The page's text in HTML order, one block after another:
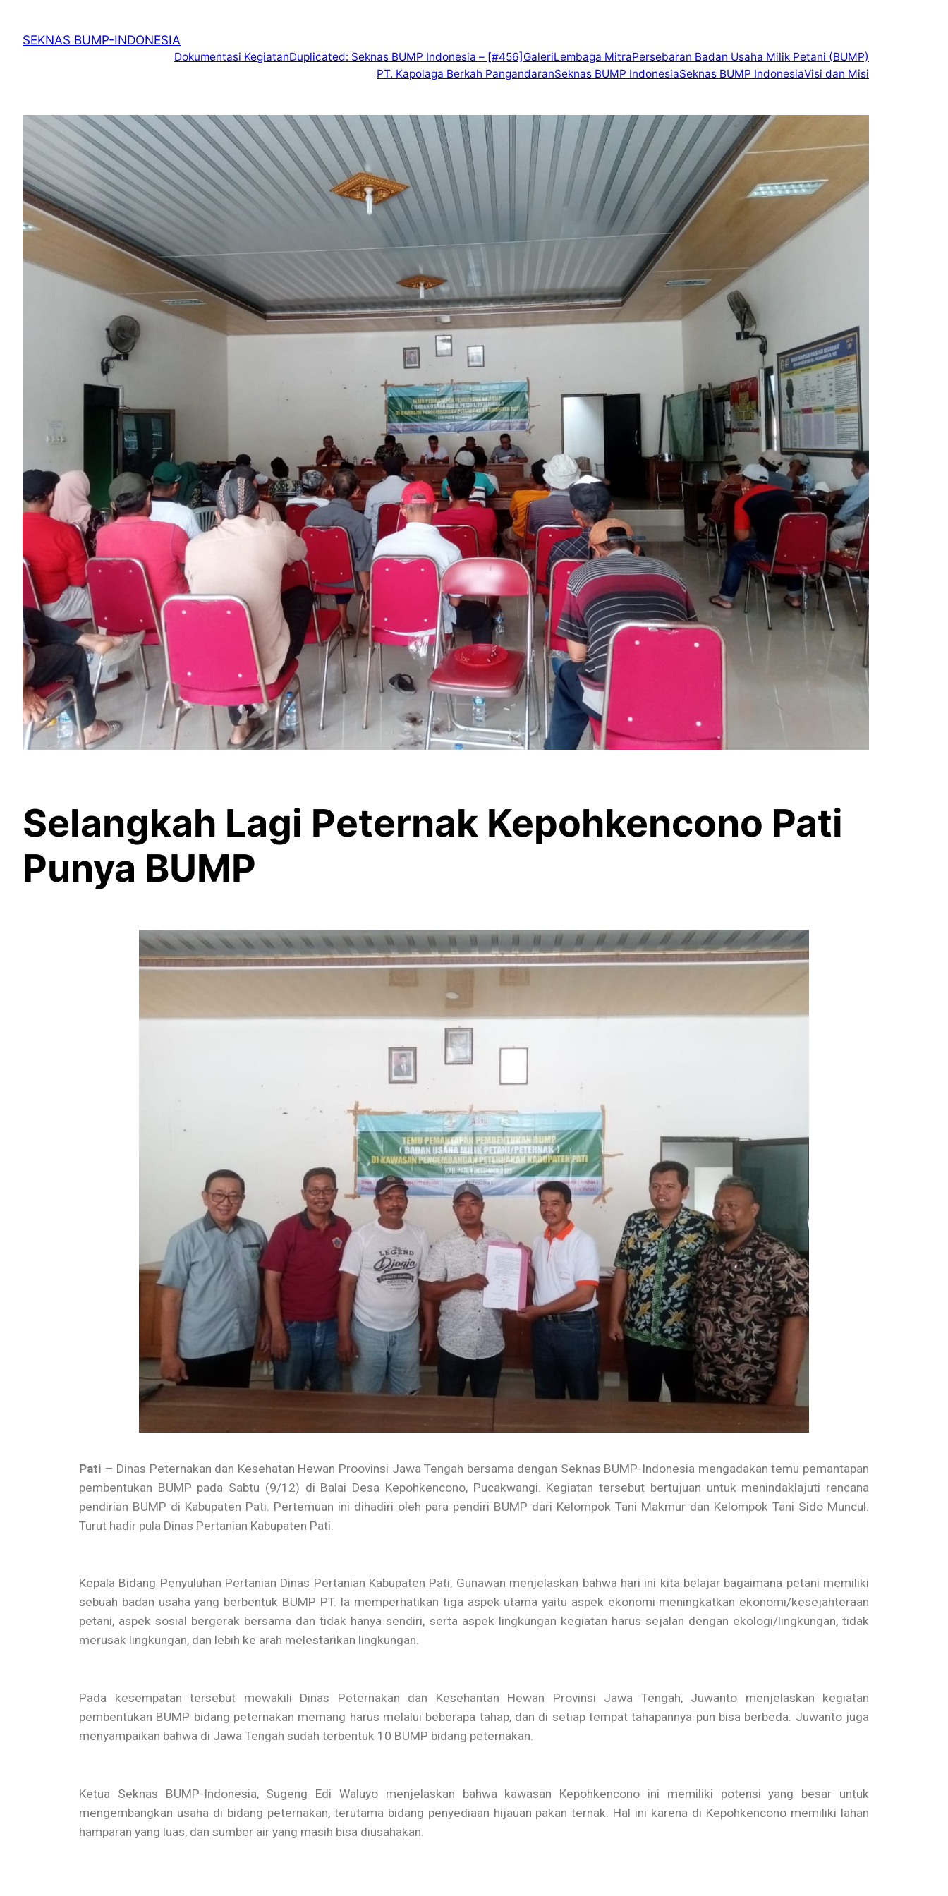
SEKNAS BUMP-INDONESIA
Dokumentasi KegiatanDuplicated: Seknas BUMP Indonesia – [#456] GaleriLembaga MitraPersebaran Badan Usaha Milik Petani (BUMP)
PT. Kapolaga Berkah PangandaranSeknas BUMP IndonesiaSeknas BUMP IndonesiaVisi dan Misi
Selangkah Lagi Peternak Kepohkencono Pati
Punya BUMP
Pati – Dinas Peternakan dan Kesehatan Hewan Proovinsi Jawa Tengah bersama dengan Seknas BUMP-Indonesia mengadakan temu pemantapan
pembentukan BUMP pada Sabtu (9/12) di Balai Desa Kepohkencono, Pucakwangi. Kegiatan tersebut bertujuan untuk menindaklajuti rencana
pendirian BUMP di Kabupaten Pati. Pertemuan ini dihadiri oleh para pendiri BUMP dari Kelompok Tani Makmur dan Kelompok Tani Sido Muncul.
Turut hadir pula Dinas Pertanian Kabupaten Pati.
Kepala Bidang Penyuluhan Pertanian Dinas Pertanian Kabupaten Pati, Gunawan menjelaskan bahwa hari ini kita belajar bagaimana petani memiliki
sebuah badan usaha yang berbentuk BUMP PT. Ia memperhatikan tiga aspek utama yaitu aspek ekonomi meningkatkan ekonomi/kesejahteraan
petani, aspek sosial bergerak bersama dan tidak hanya sendiri, serta aspek lingkungan kegiatan harus sejalan dengan ekologi/lingkungan, tidak
merusak lingkungan, dan lebih ke arah melestarikan lingkungan.
Pada kesempatan tersebut mewakili Dinas Peternakan dan Kesehantan Hewan Provinsi Jawa Tengah, Juwanto menjelaskan kegiatan
pembentukan BUMP bidang peternakan memang harus melalui beberapa tahap, dan di setiap tempat tahapannya pun bisa berbeda. Juwanto juga
menyampaikan bahwa di Jawa Tengah sudah terbentuk 10 BUMP bidang peternakan.
Ketua Seknas BUMP-Indonesia, Sugeng Edi Waluyo menjelaskan bahwa kawasan Kepohkencono ini memiliki potensi yang besar untuk
mengembangkan usaha di bidang peternakan, terutama bidang penyediaan hijauan pakan ternak. Hal ini karena di Kepohkencono memiliki lahan
hamparan yang luas, dan sumber air yang masih bisa diusahakan.